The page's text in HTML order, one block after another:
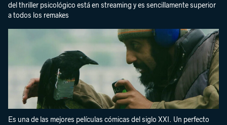
del thriller psicológico está en streaming y es sencillamente superior
a todos los remakes
Es una de las mejores películas cómicas del siglo XXI. Un perfecto